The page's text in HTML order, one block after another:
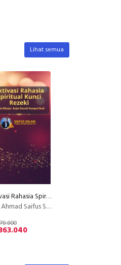
Lihat semua
Aktivasi Rahasia Spiritual Kunci Rezeki
Saifus Salam